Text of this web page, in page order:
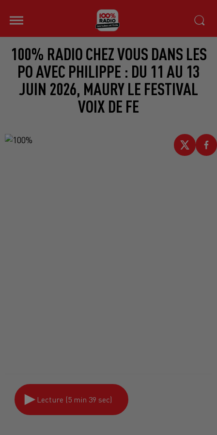
100% RADIO CHEZ VOUS DANS LES
PO AVEC PHILIPPE : DU 11 AU 13
JUIN 2026, MAURY LE FESTIVAL
VOIX DE FE
Lecture (5 min 39 sec)